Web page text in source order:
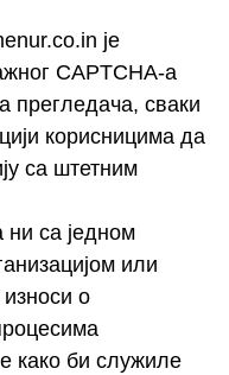
је
CAPTCHA-а
прегледача, сваки
корисницима да
са штетним
ни са једном
или
о
како би служиле